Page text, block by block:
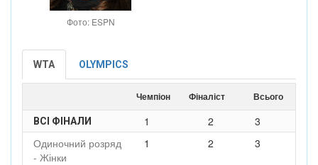
Фото: ESPN
WTA OLYMPICS
Чемпіон Фіналіст Всього
ВСІ ФІНАЛИ 1 2
3
Одиночний розряд
- Жінки
1 2 3